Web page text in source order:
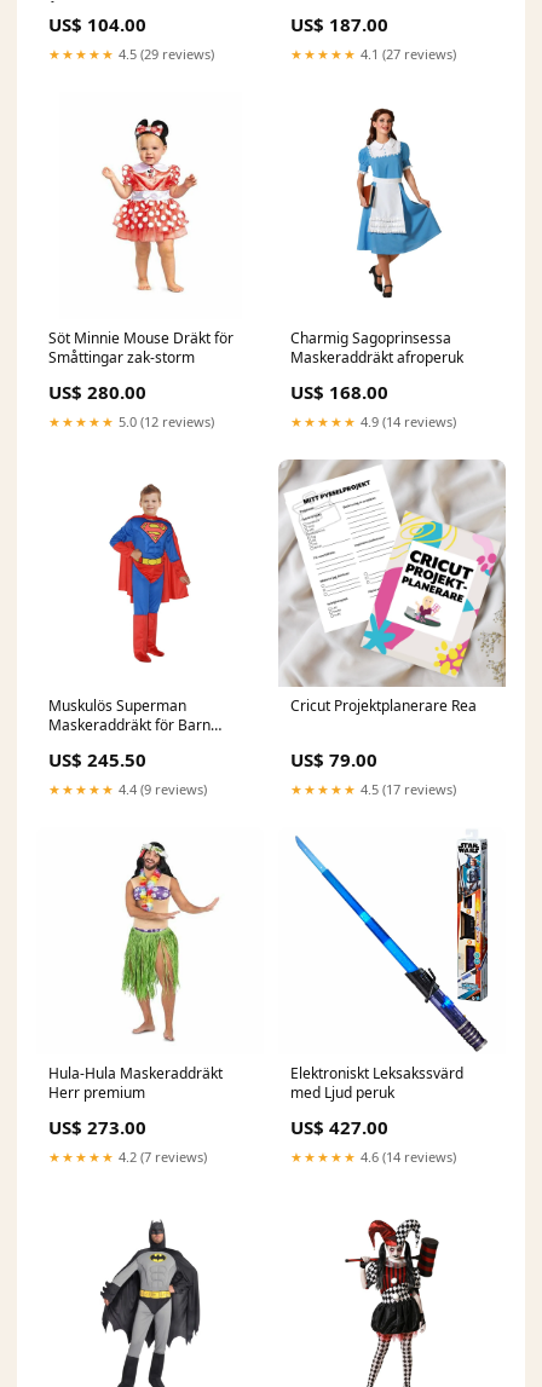
år
US$ 104.00
★★★★★ 4.5 (29 reviews)
US$ 187.00
★★★★★ 4.1 (27 reviews)
Söt Minnie Mouse Dräkt för
Småttingar zak-storm
US$ 280.00
★★★★★ 5.0 (12 reviews)
Charmig Sagoprinsessa
Maskeraddräkt afroperuk
US$ 168.00
★★★★★ 4.9 (14 reviews)
Muskulös Superman
Maskeraddräkt för Barn
US$ 245.50
★★★★★ 4.4 (9 reviews)
Cricut Projektplanerare Rea
US$ 79.00
★★★★★ 4.5 (17 reviews)
Hula-Hula Maskeraddräkt
Herr premium
US$ 273.00
★★★★★ 4.2 (7 reviews)
Elektroniskt Leksakssvärd
med Ljud peruk
US$ 427.00
★★★★★ 4.6 (14 reviews)